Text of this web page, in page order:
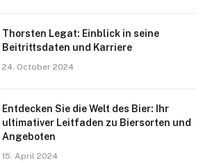
Thorsten Legat: Einblick in seine
Beitrittsdaten und Karriere
24. October 2024
Entdecken Sie die Welt des Bier: Ihr
ultimativer Leitfaden zu Biersorten und
Angeboten
15. April 2024